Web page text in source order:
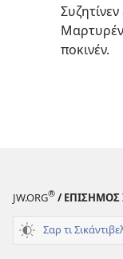
ποκινέν.
JW.ORG® / ΕΠΙΣΗΜΟΣ
Σαρ τι